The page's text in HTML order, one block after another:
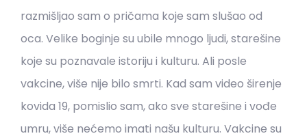
razmišljao sam o pričama koje sam slušao od
oca. Velike boginje su ubile mnogo ljudi, starešine
koje su poznavale istoriju i kulturu. Ali posle
vakcine, više nije bilo smrti. Kad sam video širenje
kovida 19, pomislio sam, ako sve starešine i vođe
umru, više nećemo imati našu kulturu. Vakcine su